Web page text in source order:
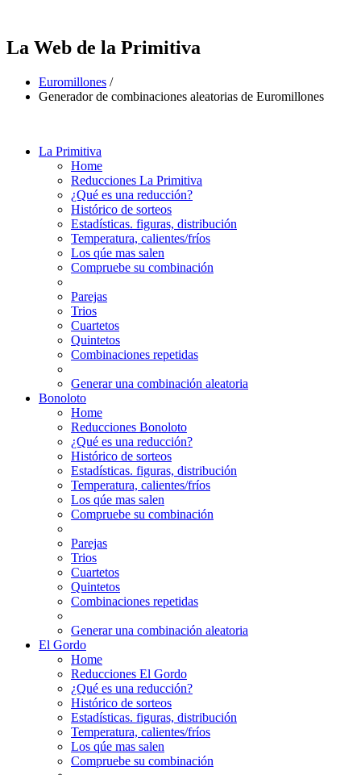
La Web de la Primitiva
Euromillones /
Generador de combinaciones aleatorias de Euromillones
La Primitiva
Home
Reducciones La Primitiva
¿Qué es una reducción?
Histórico de sorteos
Estadísticas. figuras, distribución
Temperatura, calientes/fríos
Los qúe mas salen
Compruebe su combinación
Parejas
Trios
Cuartetos
Quintetos
Combinaciones repetidas
Generar una combinación aleatoria
Bonoloto
Home
Reducciones Bonoloto
¿Qué es una reducción?
Histórico de sorteos
Estadísticas. figuras, distribución
Temperatura, calientes/fríos
Los qúe mas salen
Compruebe su combinación
Parejas
Trios
Cuartetos
Quintetos
Combinaciones repetidas
Generar una combinación aleatoria
El Gordo
Home
Reducciones El Gordo
¿Qué es una reducción?
Histórico de sorteos
Estadísticas. figuras, distribución
Temperatura, calientes/fríos
Los qúe mas salen
Compruebe su combinación